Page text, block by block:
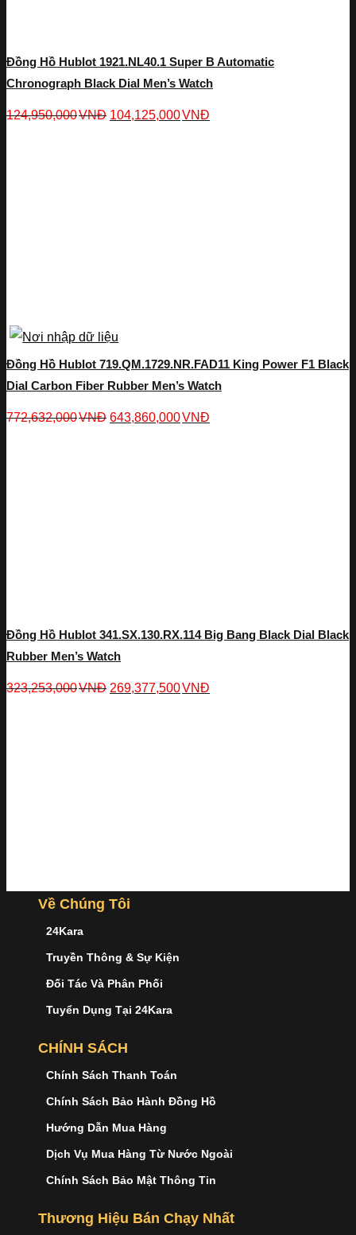
Đồng Hồ Hublot 1921.NL40.1 Super B Automatic
Chronograph Black Dial Men’s Watch
124,950,000VNĐ 104,125,000VNĐ
Đồng Hồ Hublot 719.QM.1729.NR.FAD11 King Power F1 Black
Dial Carbon Fiber Rubber Men’s Watch
772,632,000VNĐ 643,860,000VNĐ
Đồng Hồ Hublot 341.SX.130.RX.114 Big Bang Black Dial Black
Rubber Men’s Watch
323,253,000VNĐ 269,377,500VNĐ
Về Chúng Tôi
24Kara
Truyền Thông & Sự Kiện
Đối Tác Và Phân Phối
Tuyển Dụng Tại 24Kara
CHÍNH SÁCH
Chính Sách Thanh Toán
Chính Sách Bảo Hành Đồng Hồ
Hướng Dẫn Mua Hàng
Dịch Vụ Mua Hàng Từ Nước Ngoài
Chính Sách Bảo Mật Thông Tin
Thương Hiệu Bán Chạy Nhất